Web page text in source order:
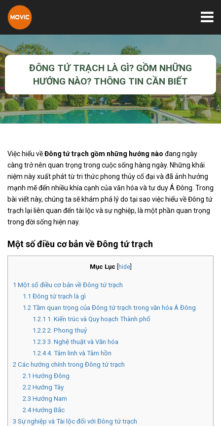
ĐÔNG TỨ TRẠCH LÀ GÌ? GỒM NHỮNG
HƯỚNG NÀO? THÔNG TIN CẦN BIẾT
Việc hiểu vềĐông tứ trạch gồm những hướng nào đang ngày
càng trở nên quan trọng trong cuộc sống hàng ngày. Những khái
niệm này xuất phát từ tri thức phong thủy cổ đại và đã ảnh hưởng
mạnh mẽ đến nhiều khía cạnh của văn hóa và tư duy Á Đông. Trong
bài viết này, chúng ta sẽ khám phá lý do tại sao việc hiểu về Đông tứ
trạch lại liên quan đến tài lộc và sự nghiệp, là một phần quan trọng
trong đời sống hiện nay.
Một số điều cơ bản về Đông tứ trạch
Mục Lục hide]
1 Một số điều cơ bản về Đông tứ trạch
1.1 Đông tứ trạch là gì
1.2Tầm quan trọng của Đông tứ trạch trong văn hóa Á Đông
1.2.1 1. Kiến trúc và Quy hoạch Thành phố
1.2.22. Phong thuỷ
1.2.3 3. Nghệ thuật và Văn hóa
1.2.44. Tâm linh và Tâm hồn
2 Các hướng chính trong Đông tứ trạch
2.1 Hướng Đông
2.2Hướng Tây
2.3 Hướng Nam
2.4Hướng Bắc
3 Sự nghiệp và Tài lộc đối với Đông tứ trạch